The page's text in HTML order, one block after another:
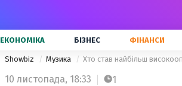
ЕКОНОМІКА БІЗНЕС ФІНАНСИ
Showbiz Музика Хто став найбільш
10 листопада, 18:33 1